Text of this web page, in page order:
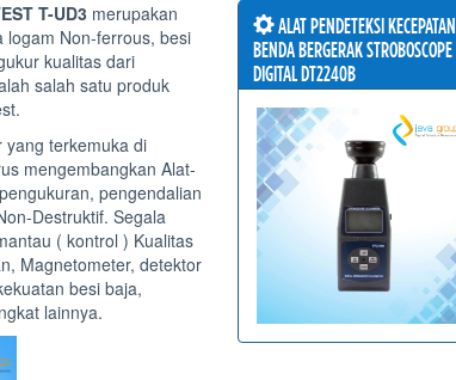
T-UD3 merupakan
logam Non-ferrous, besi
kualitas dari
salah satu produk
terkemuka di
mengembangkan Alat-
pengendalian
Destruktif. Segala
( kontrol ) Kualitas
Magnetometer, detektor
besi baja,
lainnya.
ALAT PENDETEKSI KECEPATAN
BENDA BERGERAK STROBOSCOPE
DIGITAL DT2240B